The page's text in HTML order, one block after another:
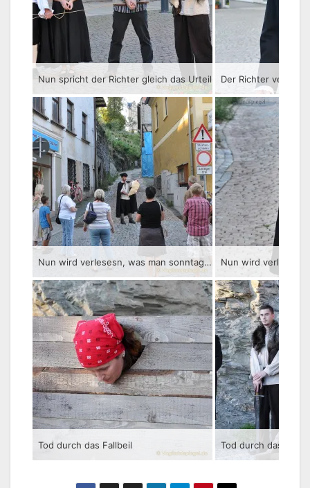
Nun spricht der Richter gleich das Urteil Der Richter verliest
Nun wird verlesesn, was man sonntags alles nicht darf…
Tod durch das Fallbeil Tod durch das